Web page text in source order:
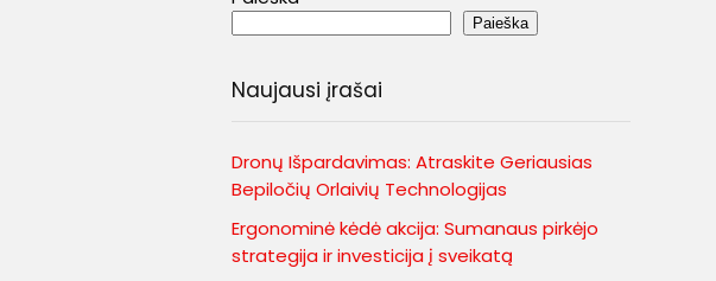
Paieška
Naujausi įrašai
Dronų Išpardavimas: Atraskite Geriausias
Bepiločių Orlaivių Technologijas
Ergonominė kėdė akcija: Sumanaus pirkėjo
strategija ir investicija į sveikatą